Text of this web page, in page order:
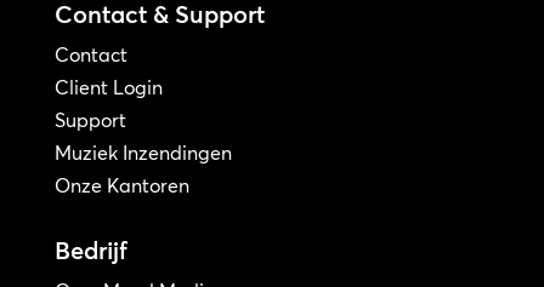
Contact & Support
Contact
Client Login
Support
Muziek Inzendingen
Onze Kantoren
Bedrijf